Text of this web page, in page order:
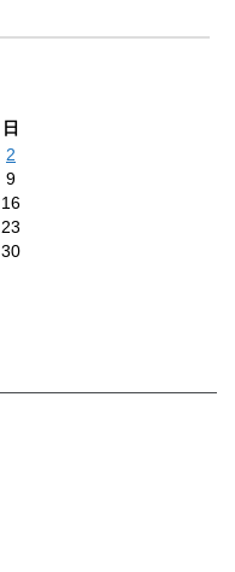
日
2
9
16
23
30